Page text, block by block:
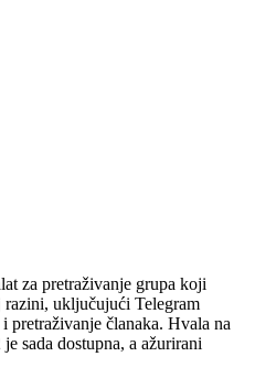
za pretraživanje grupa koji
razini, uključujući Telegram
pretraživanje članaka. Hvala na
sada dostupna, a ažurirani